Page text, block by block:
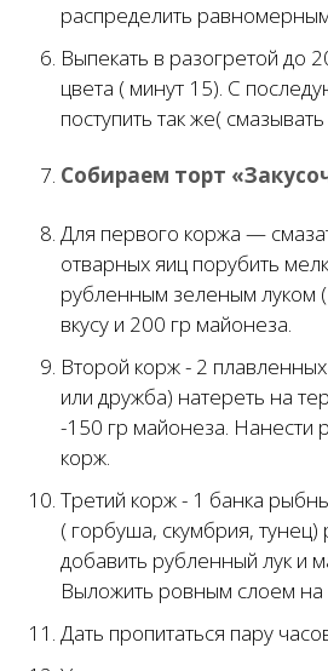
распределить
Выпекать в разогретой до
цвета ( минут 15). С
поступить так же(
Собираем торт
Для первого коржа —
отварных яиц порубить
рубленным зеленым луком
вкусу и 200 гр майонеза.
Второй корж - 2
или дружба) натереть на
-150 гр майонеза. Нанести
корж.
Третий корж - 1 банка
( горбуша, скумбрия, тунец)
добавить рубленный лук и
Выложить ровным слоем на
Дать пропитаться пару